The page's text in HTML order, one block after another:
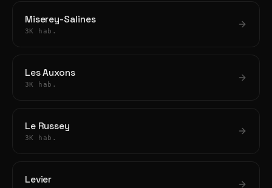
Miserey-Salines
3K hab.
Les Auxons
3K hab.
Le Russey
3K hab.
Levier